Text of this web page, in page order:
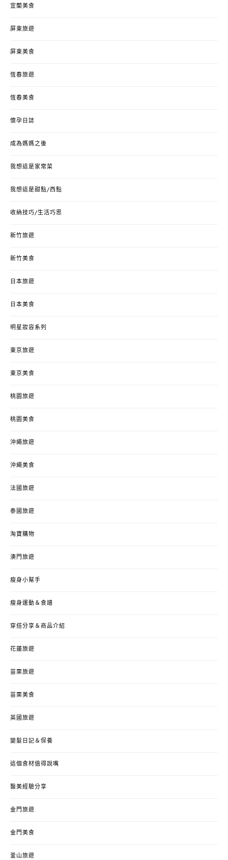
宜蘭美食
屏東旅遊
屏東美食
恆春旅遊
恆春美食
懷孕日誌
成為媽媽之後
我想這是家常菜
我想這是甜點/西點
收納技巧/生活巧思
新竹旅遊
新竹美食
日本旅遊
日本美食
明星妝容系列
東京旅遊
東京美食
桃園旅遊
桃園美食
沖繩旅遊
沖繩美食
法國旅遊
泰國旅遊
淘寶購物
澳門旅遊
瘦身小幫手
瘦身運動＆食譜
穿搭分享＆商品介紹
花蓮旅遊
苗栗旅遊
苗栗美食
英國旅遊
變髮日記＆保養
這個食材值得說嘴
醫美經驗分享
金門旅遊
金門美食
釜山旅遊